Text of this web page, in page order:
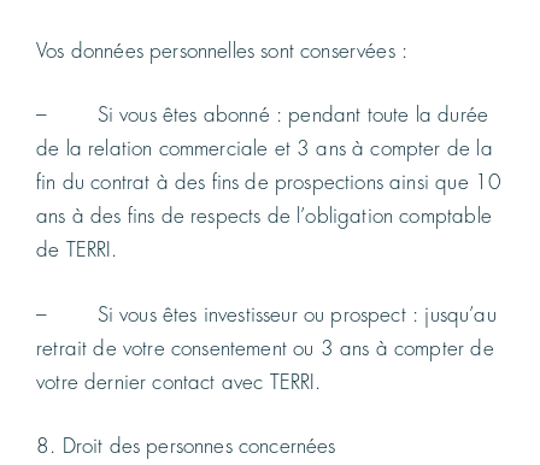
Vos données personnelles sont conservées :
– Si vous êtes abonné : pendant toute la durée
de la relation commerciale et 3 ans à compter de la
fin du contrat à des fins de prospections ainsi que 10
ans à des fins de respects de l’obligation comptable
de TERRI.
– Si vous êtes investisseur ou prospect : jusqu’au
retrait de votre consentement ou 3 ans à compter de
votre dernier contact avec TERRI.
8. Droit des personnes concernées